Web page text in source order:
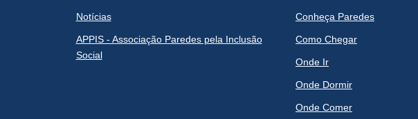
Notícias
APPIS - Associação Paredes pela Inclusão
Social
Conheça Paredes
Como Chegar
Onde Ir
Onde Dormir
Onde Comer